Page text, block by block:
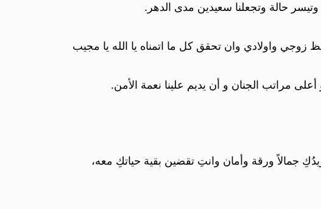
حالة وتجعلنا سعيدين مدى الدهر.
واولادي وان تحقق كل ما اتمناه يا الله يا مجيب
مراتب الجنان و أن يديم علينا نعمة الأمن.
جمالاً ورقة وأمان وانتِ تقضين بقية حياتكِ معه،